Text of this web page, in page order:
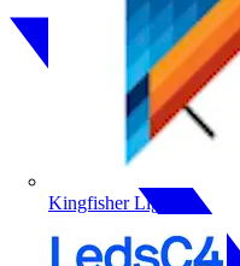
Kingfisher Lighting